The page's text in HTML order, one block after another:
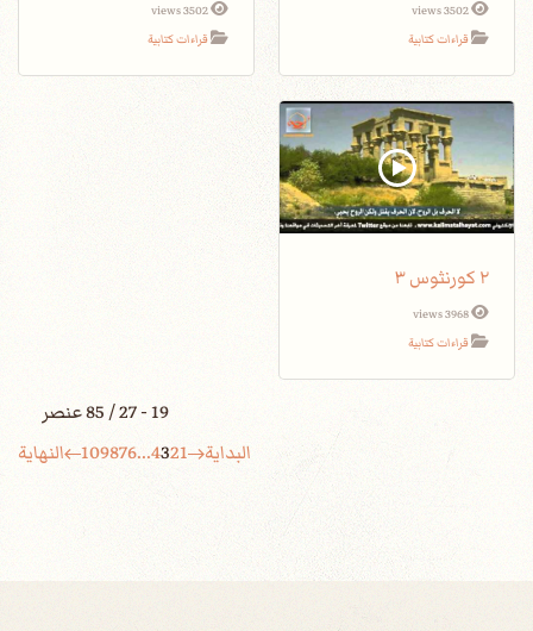
3502 views
قراءات كتابية
3502 views
قراءات كتابية
٢ كورنثوس ٣
3968 views
قراءات كتابية
19 - 27 / 85 عنصر
البداية
1
2
3
4
...
6
7
8
9
10 النهاية